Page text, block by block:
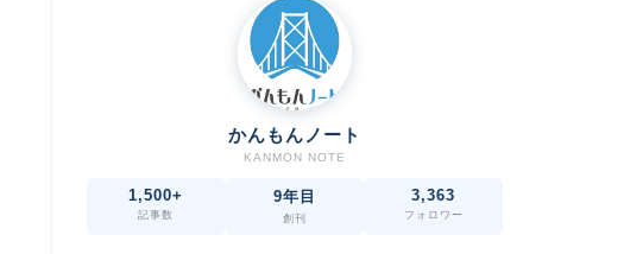
かんもんノート
KANMON NOTE
1,500+
記事数
9年目
創刊
3,363
フォロワー